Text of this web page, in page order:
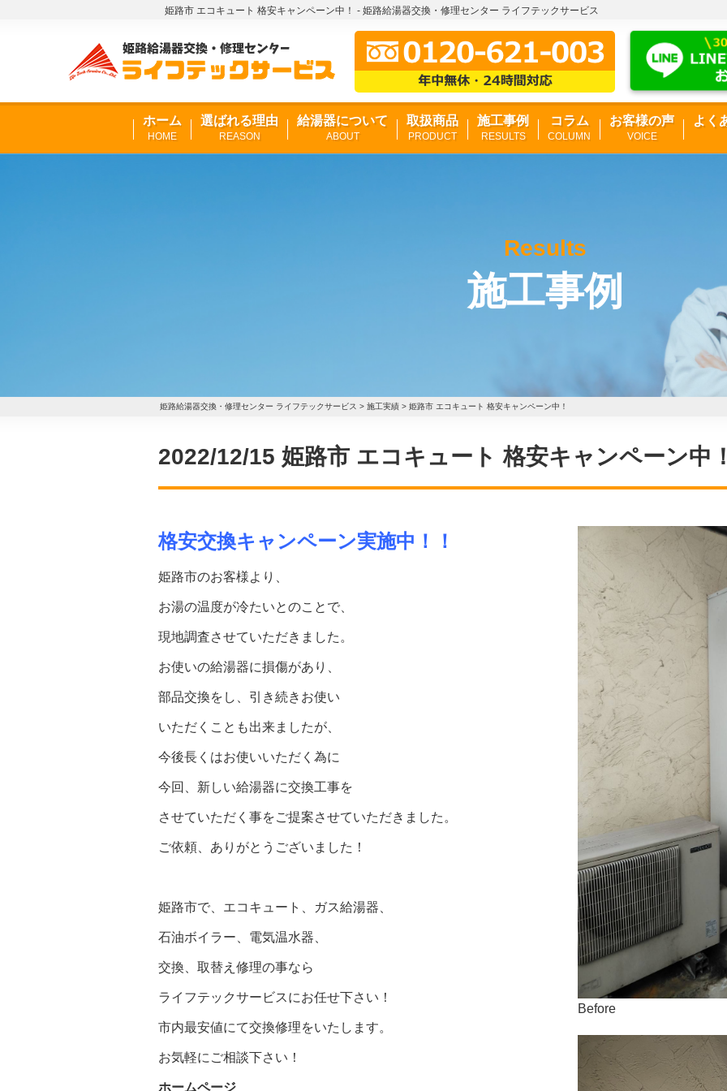
姫路市 エコキュート 格安キャンペーン中！ - 姫路給湯器交換・修理センター ライフテックサービス
ホーム
HOME
選ばれる理由
REASON
給湯器について
ABOUT
取扱商品
PRODUCT
施工事例
RESULTS
コラム
COLUMN
お客様の声
VOICE
よく
Results
施工事例
姫路給湯器交換・修理センター ライフテックサービス > 施工実績 > 姫路市 エコキュート 格安キャンペーン中！
2022/12/15 姫路市 エコキュート 格安キャンペーン中
格安交換キャンペーン実施中！！
姫路市のお客様より、
お湯の温度が冷たいとのことで、
現地調査させていただきました。
お使いの給湯器に損傷があり、
部品交換をし、引き続きお使い
いただくことも出来ましたが、
今後長くはお使いいただく為に
今回、新しい給湯器に交換工事を
させていただく事をご提案させていただきました。
ご依頼、ありがとうございました！
姫路市で、エコキュート、ガス給湯器、
石油ボイラー、電気温水器、
交換、取替え修理の事なら
ライフテックサービスにお任せ下さい！
市内最安値にて交換修理をいたします。
お気軽にご相談下さい！
ホームページ
Before